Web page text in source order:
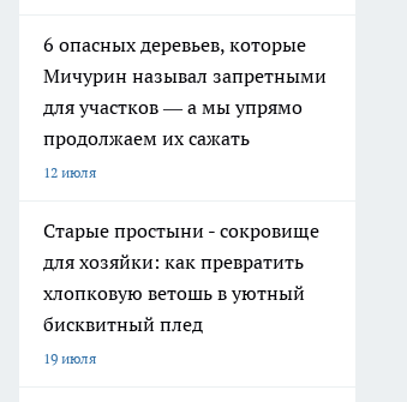
6 опасных деревьев, которые
Мичурин называл запретными
для участков — а мы упрямо
продолжаем их сажать
12 июля
Старые простыни - сокровище
для хозяйки: как превратить
хлопковую ветошь в уютный
бисквитный плед
19 июля